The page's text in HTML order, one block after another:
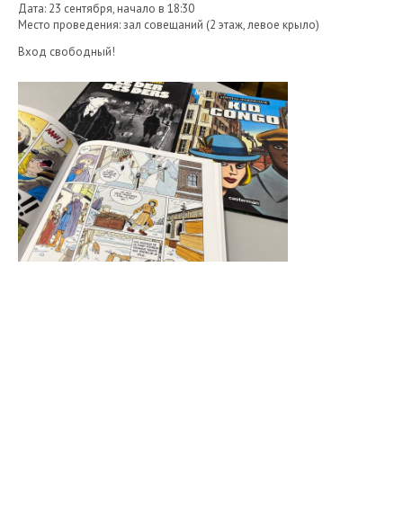
Дата: 23 сентября, начало в 18:30
Место проведения: зал совещаний (2 этаж, левое крыло)
Вход свободный!